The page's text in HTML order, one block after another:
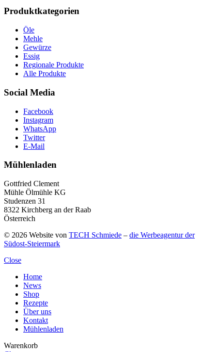
Produktkategorien
Öle
Mehle
Gewürze
Essig
Regionale Produkte
Alle Produkte
Social Media
Facebook
Instagram
WhatsApp
Twitter
E-Mail
Mühlenladen
Gottfried Clement
Mühle Ölmühle KG
Studenzen 31
8322 Kirchberg an der Raab
Österreich
© 2026 Website von TECH Schmiede – die Werbeagentur der
Südost-Steiermark
Close
Home
News
Shop
Rezepte
Über uns
Kontakt
Mühlenladen
Warenkorb